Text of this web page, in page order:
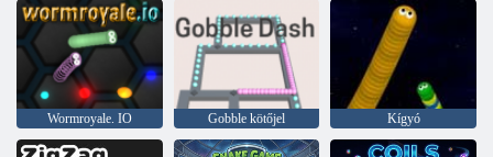
Wormroyale. IO Gobble kötőjel Kígyó